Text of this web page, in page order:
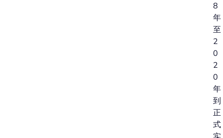
8
年
至
2
0
2
0
年
到
正
式